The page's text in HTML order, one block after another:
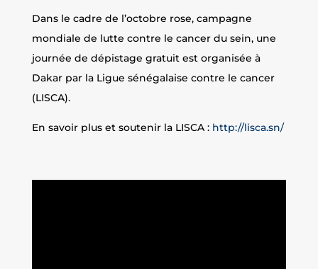
Dans le cadre de l’octobre rose, campagne
mondiale de lutte contre le cancer du sein, une
journée de dépistage gratuit est organisée à
Dakar par la Ligue sénégalaise contre le cancer
(LISCA).
En savoir plus et soutenir la LISCA : http://lisca.sn/